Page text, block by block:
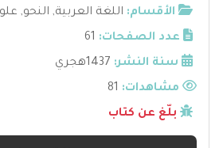
الأقسام: اللغة العربية, النحو,
عدد الصفحات: 61
سنة النشر: 1437هجري
مشاهدات:
بلّغ عن كتاب